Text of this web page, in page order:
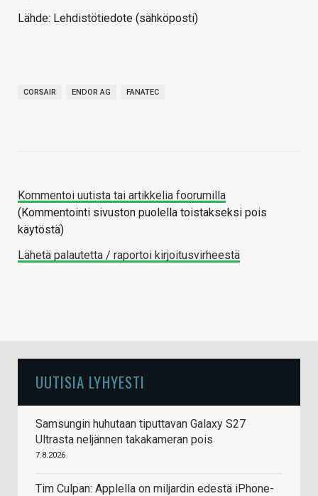
Lähde: Lehdistötiedote (sähköposti)
CORSAIR ENDOR AG FANATEC
Kommentoi uutista tai artikkelia foorumilla
(Kommentointi sivuston puolella toistakseksi pois
käytöstä)
Lähetä palautetta / raportoi kirjoitusvirheestä
UUTISIA LYHYESTI
Samsungin huhutaan tiputtavan Galaxy S27
Ultrasta neljännen takakameran pois
7.8.2026
Tim Culpan: Applella on miljardin edestä iPhone-